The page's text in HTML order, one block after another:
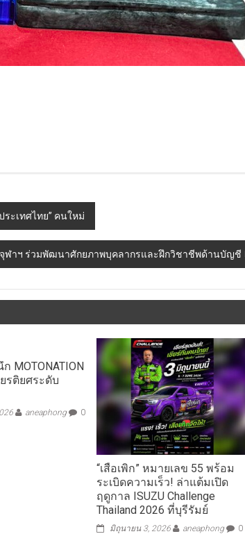
ะเทศไทย” คนใหม่
ฬาฯ ร่วมพัฒนาศักยภาพบุคลากรและฝึกวิชาชีพด้านบัญชี
MOTONATION
รติยศระดับ
aneaphong 0
“เสือเพิก” หมายเลข 55 พร้อม
ระเบิดความเร็ว! ล่าแต้มเปิด
ฤดูกาล ISUZU Challenge
Thailand 2026 ที่บุรีรัมย์
มิถุนายน 3, 2026 aneaphong 0